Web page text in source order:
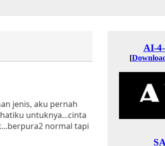
jenis, aku pernah
untuknya...cinta
normal tapi